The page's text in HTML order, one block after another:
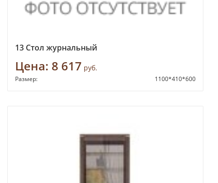
13 Стол журнальный
Цена: 8 617 руб.
Размер: 1100*410*600